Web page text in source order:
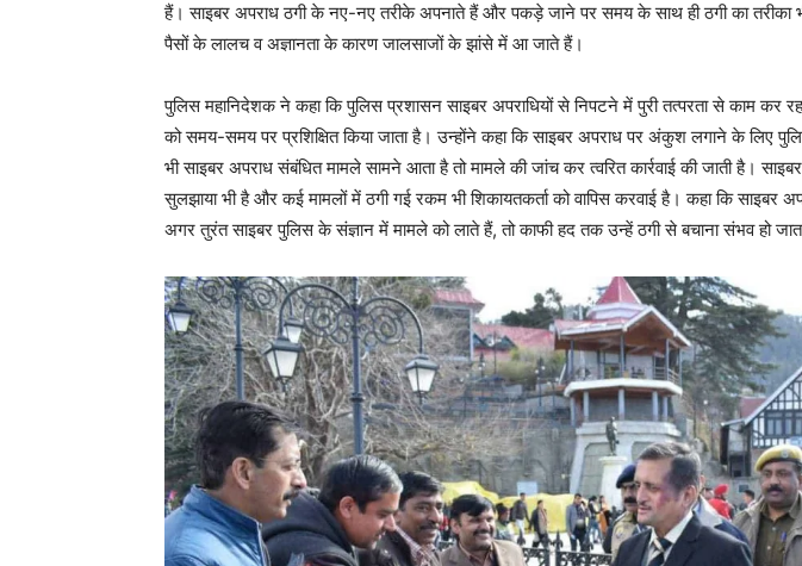
हैं। साइबर अपराध ठगी के नए-नए तरीके अपनाते हैं और पकड़े जाने पर समय के साथ ही ठगी का तरीका
पैसों के लालच व अज्ञानता के कारण जालसाजों के झांसे में आ जाते हैं।
पुलिस महानिदेशक ने कहा कि पुलिस प्रशासन साइबर अपराधियों से निपटने में पुरी तत्परता से काम कर
को समय-समय पर प्रशिक्षित किया जाता है। उन्होंने कहा कि साइबर अपराध पर अंकुश लगाने के लिए
भी साइबर अपराध संबंधित मामले सामने आता है तो मामले की जांच कर त्वरित कार्रवाई की जाती है।
सुलझाया भी है और कई मामलों में ठगी गई रकम भी शिकायतकर्ता को वापिस करवाई है। कहा कि साइबर
अगर तुरंत साइबर पुलिस के संज्ञान में मामले को लाते हैं, तो काफी हद तक उन्हें ठगी से बचाना संभव हो